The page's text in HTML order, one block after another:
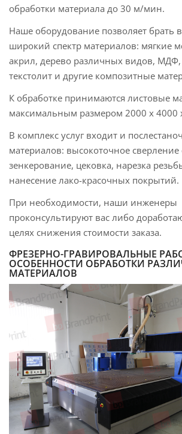
обработки материала до 30 м/мин.
Наше оборудование позволяет брать
широкий спектр материалов: мягкие
акрил, дерево различных видов,
текстолит и другие композитные
К обработке принимаются листовые
максимальным размером 2000 х 4000
В комплекс услуг входит и
материалов: высокоточное сверление
зенкерование, цековка, нарезка
нанесение лако-красочных покрытий.
При необходимости, наши инженеры
проконсультируют вас либо
целях снижения стоимости заказа.
ФРЕЗЕРНО-ГРАВИРОВАЛЬНЫЕ
ОСОБЕННОСТИ ОБРАБОТКИ
МАТЕРИАЛОВ